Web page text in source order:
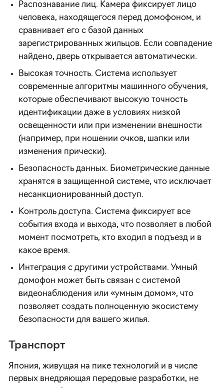
Распознавание лиц. Камера фиксирует лицо
человека, находящегося перед домофоном, и
сравнивает его с базой данных
зарегистрированных жильцов. Если совпадение
найдено, дверь открывается автоматически.
Высокая точность. Система использует
современные алгоритмы машинного обучения,
которые обеспечивают высокую точность
идентификации даже в условиях низкой
освещенности или при изменении внешности
(например, при ношении очков, шапки или
изменения прически).
Безопасность данных. Биометрические данные
хранятся в защищенной системе, что исключает
несанкционированный доступ.
Контроль доступа. Система фиксирует все
события входа и выхода, что позволяет в любой
момент посмотреть, кто входил в подъезд и в
какое время.
Интеграция с другими устройствами. Умный
домофон может быть связан с системой
видеонаблюдения или «умным домом», что
позволяет создать полноценную экосистему
безопасности для вашего жилья.
Транспорт
Япония, живущая на пике технологий и в числе
первых внедряющая передовые разработки, не